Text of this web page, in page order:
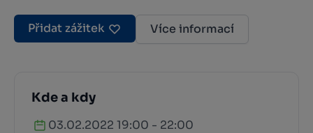
Přidat zážitek Více informací
Kde a kdy
03.02.2022 19:00 - 22:00